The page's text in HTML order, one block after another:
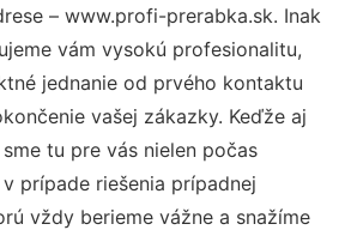
– www.profi-prerabka.sk. Inak
vám vysokú profesionalitu,
jednanie od prvého kontaktu
vašej zákazky. Keďže aj
tu pre vás nielen počas
prípade riešenia prípadnej
vždy berieme vážne a snažíme